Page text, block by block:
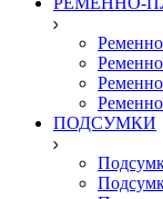
ПОДСУМКИ